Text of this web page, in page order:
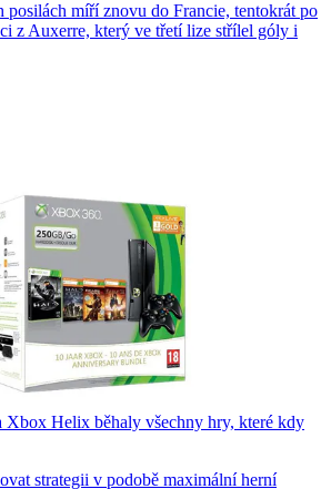
posilách míří znovu do Francie, tentokrát po
z Auxerre, který ve třetí lize střílel góly i
Xbox Helix běhaly všechny hry, které kdy
strategii v podobě maximální herní